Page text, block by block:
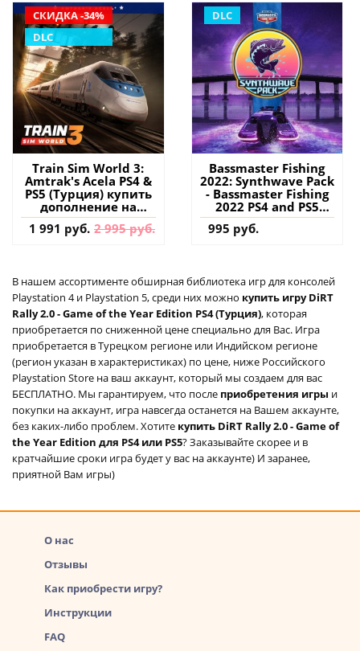
СКИДКА -34%
DLC
Train Sim World 3:
Amtrak's Acela PS4 &
PS5 (Турция) купить
дополнение на
аккаунт
1 991 руб. 2 995 руб.
DLC
Bassmaster Fishing
2022: Synthwave Pack
- Bassmaster Fishing
2022 PS4 and PS5
(Турция) купить
дополнение на
995 руб.
В нашем ассортименте обширная библиотека игр для консолей
Playstation 4 и Playstation 5, среди них можно купить игру DiRT
Rally 2.0 - Game of the Year Edition PS4 (Турция), которая
приобретается по сниженной цене специально для Вас. Игра
приобретается в Турецком регионе или Индийском регионе
(регион указан в характеристиках) по цене, ниже Российского
Playstation Store на ваш аккаунт, который мы создаем для вас
БЕСПЛАТНО. Мы гарантируем, что после приобретения игры и
покупки на аккаунт, игра навсегда останется на Вашем аккаунте,
без каких-либо проблем. Хотите купить DiRT Rally 2.0 - Game of
the Year Edition для PS4 или PS5? Заказывайте скорее и в
кратчайшие сроки игра будет у вас на аккаунте) И заранее,
приятной Вам игры)
О нас
Отзывы
Как приобрести игру?
Инструкции
FAQ